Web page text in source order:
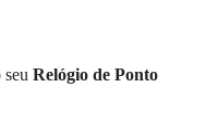
Relógio de Ponto